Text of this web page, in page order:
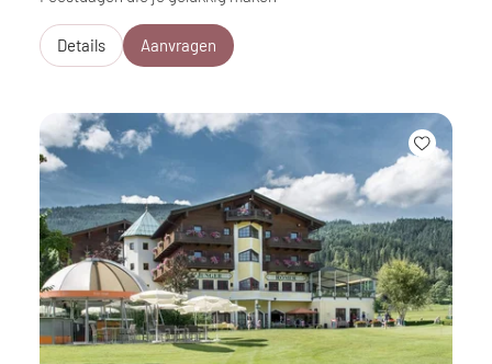
Details Aanvragen